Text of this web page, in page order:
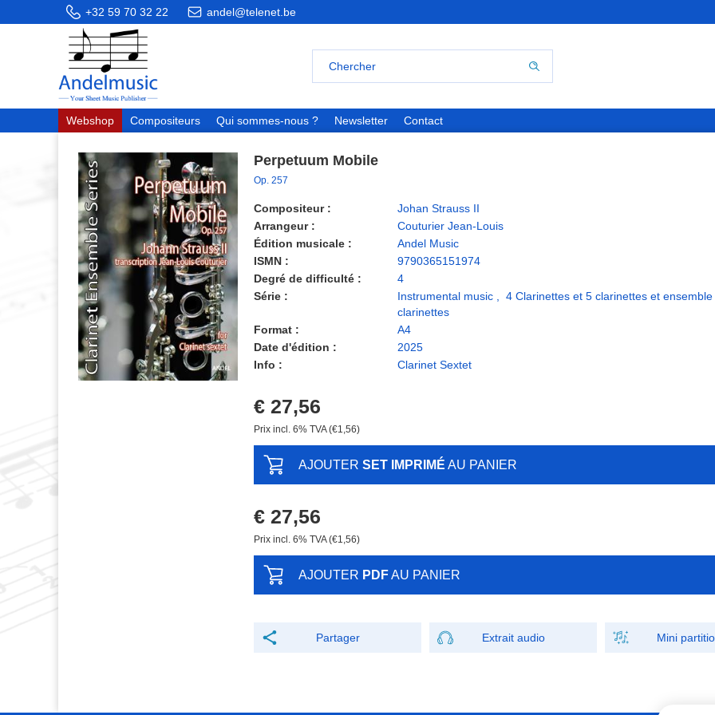
+32 59 70 32 22 andel@telenet.be
Webshop Compositeurs Qui sommes-nous ? Newsletter Contact
Perpetuum Mobile
Op. 257
Compositeur :
Johan Strauss II
Arrangeur :
Couturier Jean-Louis
Édition musicale :
Andel Music
ISMN :
9790365151974
Degré de difficulté :
4
Série :
Instrumental music
4 Clarinettes et 5 clarinettes et ensemble
clarinettes
Format :
A4
Date d'édition :
2025
Info :
Clarinet Sextet
€ 27,56
Prix ​​incl. 6% TVA (€1,56)
AJOUTER SET IMPRIMÉ AU PANIER
€ 27,56
Prix ​​incl. 6% TVA (€1,56)
AJOUTER PDFAU PANIER
Partager Extrait audio Mini